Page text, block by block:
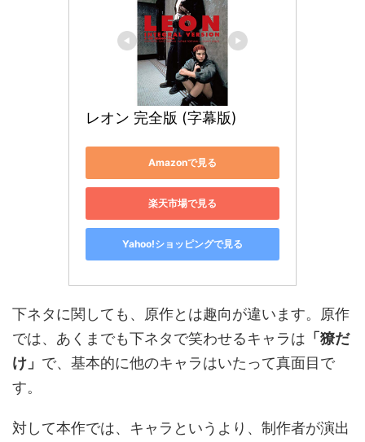
レオン 完全版 (字幕版)
Amazonで見る
楽天市場で見る
Yahoo!ショッピングで見る
下ネタに関しても、原作とは趣向が違います。原作
では、あくまでも下ネタで笑わせるキャラは 「獠だ
け」 で、基本的に他のキャラはいたって真面目で
す。
対して本作では、キャラというより、制作者が演出